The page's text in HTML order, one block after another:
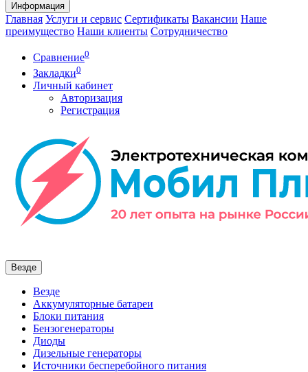
Информация
Главная Услуги и сервис Сертификаты Вакансии Наше
преимущество Наши клиенты Сотрудничество
Сравнение0
Закладки0
Личный кабинет
Авторизация
Регистрация
Везде
Везде
Аккумуляторные батареи
Блоки питания
Бензогенераторы
Диоды
Дизельные генераторы
Источники бесперебойного питания